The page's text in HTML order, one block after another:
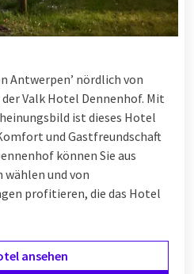
Antwerpen’ nördlich von
Valk Hotel Dennenhof. Mit
ist dieses Hotel
und Gastfreundschaft
können Sie aus
und von
profitieren, die das Hotel
ansehen